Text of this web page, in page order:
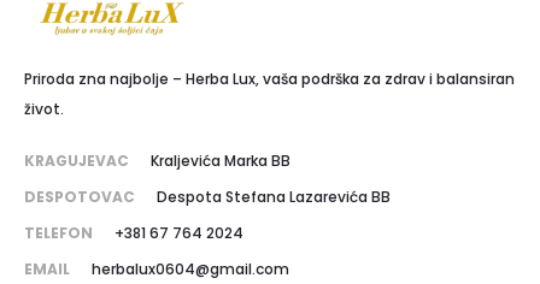
Priroda zna najbolje – Herba Lux, vaša podrška za zdrav i balansiran
život.
KRAGUJEVAC
Kraljevića Marka BB
DESPOTOVAC
Despota Stefana Lazarevića BB
TELEFON
+381 67 764 2024
EMAIL
herbalux0604@gmail.com